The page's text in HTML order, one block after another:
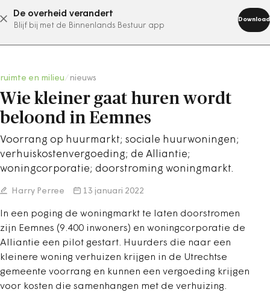
De overheid verandert
Blijf bij met de Binnenlands Bestuur app
Download
abonneer nu
ruimte en milieu nieuws
Wie kleiner gaat huren wordt
beloond in Eemnes
Voorrang op huurmarkt; sociale huurwoningen;
verhuiskostenvergoeding; de Alliantie;
woningcorporatie; doorstroming woningmarkt.
Harry Perree 13 januari 2022
In een poging de woningmarkt te laten doorstromen
zijn Eemnes (9.400 inwoners) en woningcorporatie de
Alliantie een pilot gestart. Huurders die naar een
kleinere woning verhuizen krijgen in de Utrechtse
gemeente voorrang en kunnen een vergoeding krijgen
voor kosten die samenhangen met de verhuizing.